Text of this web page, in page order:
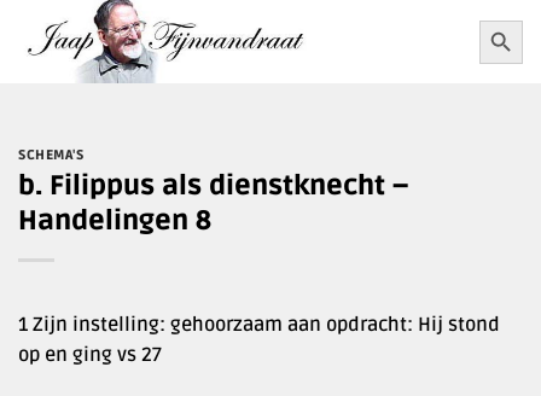
naar
Zoek
naar:
SCHEMA'S
b. Filippus als dienstknecht –
Handelingen 8
1 Zijn instelling: gehoorzaam aan opdracht: Hij stond
op en ging vs 27